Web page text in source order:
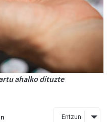
ahalko dituzte
Entzun